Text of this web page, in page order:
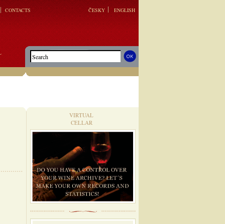
CONTACTS ČESKY ENGLISH
VIRTUAL
CELLAR